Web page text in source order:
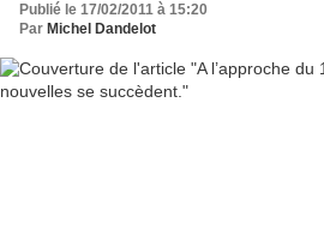
Publié le 17/02/2011 à 15:20
Par Michel Dandelot